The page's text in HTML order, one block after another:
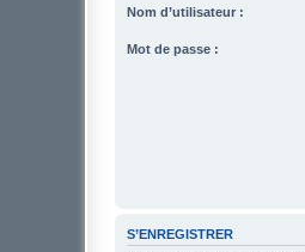
Nom d’utilisateur :
Mot de passe :
S’ENREGISTRER